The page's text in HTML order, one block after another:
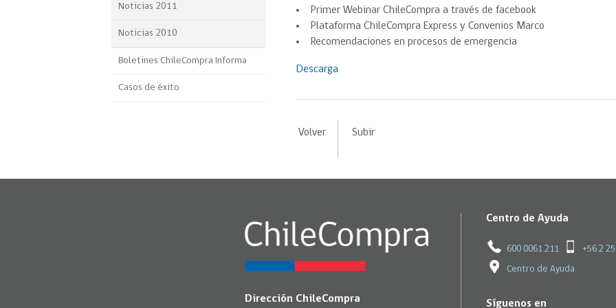
Noticias 2011
Noticias 2010
Boletines ChileCompra Informa
Casos de éxito
Primer Webinar ChileCompra a través de facebook
Plataforma ChileCompra Express y Convenios Marco
Recomendaciones en procesos de emergencia
Descarga
Volver Subir
Dirección ChileCompra
Centro de Ayuda
600 0061 211 +56 2
Centro de Ayuda
Síguenos en